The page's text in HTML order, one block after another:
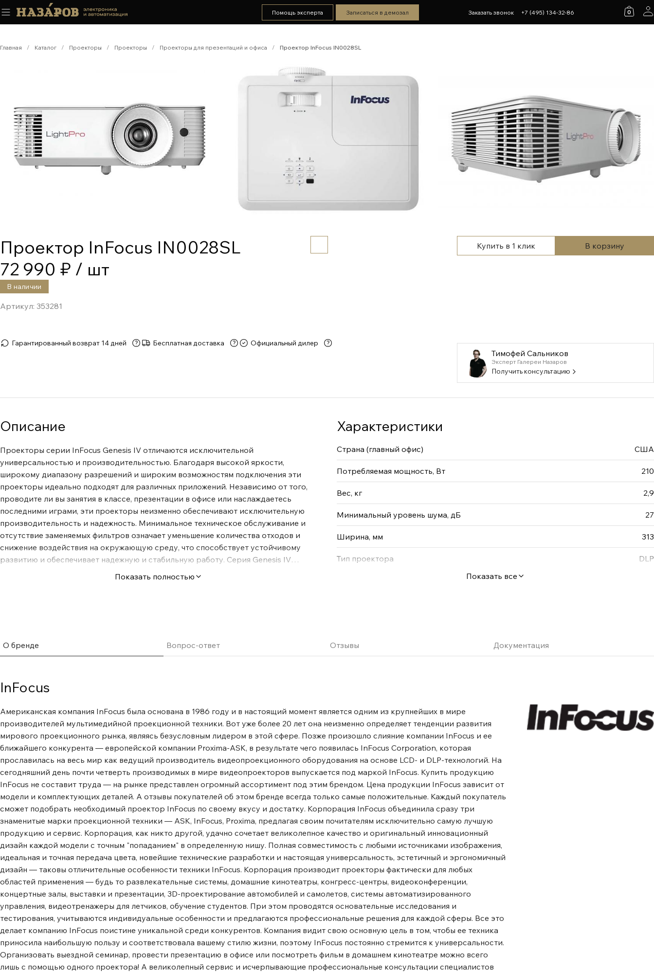
Помощь эксперта Записаться в демозал Заказать звонок +7 (495) 134-32-86 0
Главная / Каталог / Проекторы / Проекторы / Проекторы для презентаций и офиса / Проектор InFocus IN0028SL
Проектор InFocus IN0028SL
72 990 ₽ / шт
В наличии
Артикул: 353281
Тимофей Сальников
Эксперт Галереи Назаров
Получить консультацию
Гарантированный возврат 14 дней Бесплатная доставка Официальный дилер
Купить в 1 клик В корзину
Описание
Проекторы серии InFocus Genesis IV отличаются исключительной
универсальностью и производительностью. Благодаря высокой яркости,
широкому диапазону разрешений и широким возможностям подключения эти
проекторы идеально подходят для различных приложений. Независимо от того,
проводите ли вы занятия в классе, презентации в офисе или наслаждаетесь
последними играми, эти проекторы неизменно обеспечивают исключительную
производительность и надежность. Минимальное техническое обслуживание и
отсутствие заменяемых фильтров означает уменьшение количества отходов и
снижение воздействия на окружающую среду, что способствует устойчивому
развитию и обеспечивает надежную и стабильную работу. Серия Genesis IV
рассчитана на круглосуточную работу в стандартной ориентации и идеально
завораживающее визуальное впечатление.
Показать полностью
Характеристики
Страна (главный офис) США
Потребляемая мощность, Вт 210
Вес, кг 2,9
Минимальный уровень шума, дБ 27
Ширина, мм 313
Тип проектора
DLP
Показать все
О бренде Вопрос-ответ Отзывы Документация
InFocus
Американская компания InFocus была основана в 1986 году и в настоящий момент является одним из крупнейших в мире
производителей мультимедийной проекционной техники. Вот уже более 20 лет она неизменно определяет тенденции развития
мирового проекционного рынка, являясь безусловным лидером в этой сфере. Позже произошло слияние компании InFocus и ее
ближайшего конкурента ― европейской компании Proxima-ASK, в результате чего появилась InFocus Corporation, которая
прославилась на весь мир как ведущий производитель видеопроекционного оборудования на основе LCD- и DLP-технологий. На
сегодняшний день почти четверть производимых в мире видеопроекторов выпускается под маркой InFocus. Купить продукцию
InFocus не составит труда ― на рынке представлен огромный ассортимент под этим брендом. Цена продукции InFocus зависит от
модели и комплектующих деталей. А отзывы покупателей об этом бренде всегда только самые положительные. Каждый покупатель
сможет подобрать необходимый проектор InFocus по своему вкусу и достатку. Корпорация InFocus объединила сразу три
знаменитые марки проекционной техники ― ASK, InFocus, Proxima, предлагая своим почитателям исключительно самую лучшую
продукцию и сервис. Корпорация, как никто другой, удачно сочетает великолепное качество и оригинальный инновационный
дизайн каждой модели с точным "попаданием" в определенную нишу. Полная совместимость с любыми источниками изображения,
идеальная и точная передача цвета, новейшие технические разработки и настоящая универсальность, эстетичный и эргономичный
дизайн ― таковы отличительные особенности техники InFocus. Корпорация производит проекторы фактически для любых
областей применения ― будь то развлекательные системы, домашние кинотеатры, конгресс-центры, видеоконференции,
концертные залы, выставки и презентации, 3D-проектирование автомобилей и самолетов, системы автоматизированного
управления, видеотренажеры для летчиков, обучение студентов. При этом проводятся основательные исследования и
тестирования, учитываются индивидуальные особенности и предлагаются профессиональные решения для каждой сферы. Все это
делает компанию InFocus поистине уникальной среди конкурентов. Компания видит свою основную цель в том, чтобы ее техника
приносила наибольшую пользу и соответствовала вашему стилю жизни, поэтому InFocus постоянно стремится к универсальности.
Организовать выездной семинар, провести презентацию в офисе или посмотреть фильм в домашнем кинотеатре можно всего
лишь с помощью одного проектора! А великолепный сервис и исчерпывающие профессиональные консультации специалистов